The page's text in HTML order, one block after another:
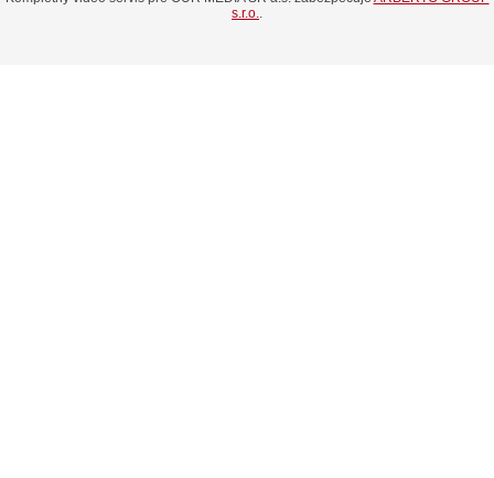
s.r.o..